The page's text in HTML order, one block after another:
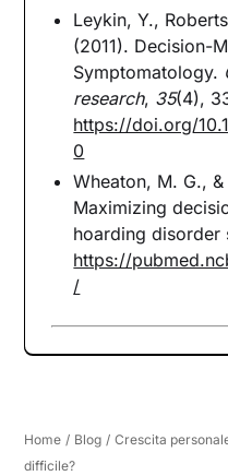
Leykin, Y.,
(2011). Decision-
Symptomatology.
research, 35(4),
https://doi.org/
0
Wheaton, M. G.,
Maximizing
hoarding disorder
https://
/
Home / Blog / Crescita
difficile?